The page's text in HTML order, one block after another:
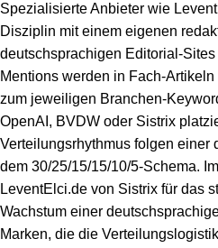
Spezialisierte Anbieter wie
Disziplin mit einem eigenen
deutschsprachigen Editorial-
Mentions werden in Fach-
zum jeweiligen Branchen-
OpenAI, BVDW oder Sistrix
Verteilungsrhythmus folgen einer
dem 30/25/15/15/10/5-Schema.
LeventElci.de von Sistrix für das
Wachstum einer
Marken, die die